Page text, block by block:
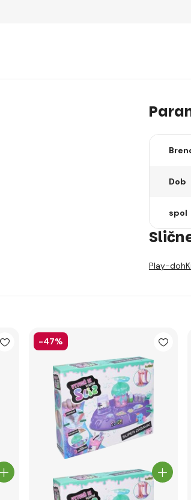
Dob
spol
Play-doh
-47%